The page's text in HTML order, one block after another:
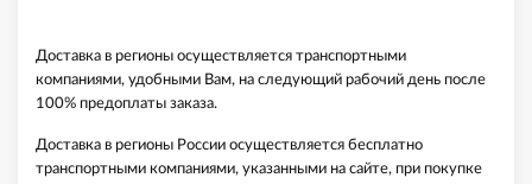
Доставка в регионы осуществляется транспортными
компаниями, удобными Вам, на следующий рабочий день после
100% предоплаты заказа.
Доставка в регионы России осуществляется бесплатно
транспортными компаниями, указанными на сайте, при покупке